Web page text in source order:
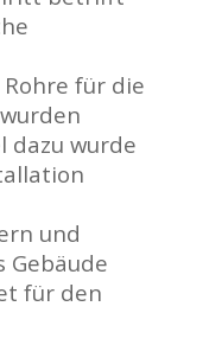
für die
dazu wurde
und
Gebäude
für den